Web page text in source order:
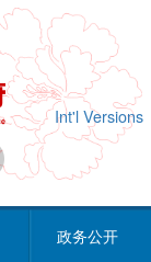
Int'l Versions
政务公开